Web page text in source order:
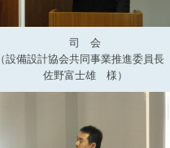
司 会
（設備設計協会共同事業推進委員長
佐野富士雄 様）